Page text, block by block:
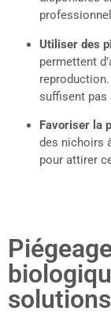
Utiliser des
permettent
suffisent pas
Favoriser la
des nichoirs
pour attirer